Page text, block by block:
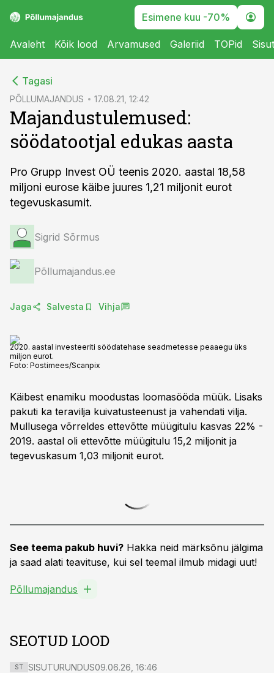
Esimene kuu -70%
Avaleht Kõik lood Arvamused Galeriid TOPid
Tagasi
PÕLLUMAJANDUS 17.08.21, 12:42
Majandustulemused:
söödatootjal edukas aasta
Pro Grupp Invest OÜ teenis 2020. aastal 18,58
miljoni eurose käibe juures 1,21 miljonit eurot
tegevuskasumit.
Sigrid Sõrmus
Põllumajandus.ee
Jaga Salvesta Vihja
2020. aastal investeeriti söödatehase seadmetesse peaaegu üks
miljon eurot.
Foto: Postimees/Scanpix
Käibest enamiku moodustas loomasööda müük. Lisaks
pakuti ka teravilja kuivatusteenust ja vahendati vilja.
Mullusega võrreldes ettevõtte müügitulu kasvas 22% -
2019. aastal oli ettevõtte müügitulu 15,2 miljonit ja
tegevuskasum 1,03 miljonit eurot.
See teema pakub huvi? Hakka neid märksõnu jälgima
ja saad alati teavituse, kui sel teemal ilmub midagi uut!
Põllumajandus
SEOTUD LOOD
ST SISUTURUNDUS09.06.26, 16:46